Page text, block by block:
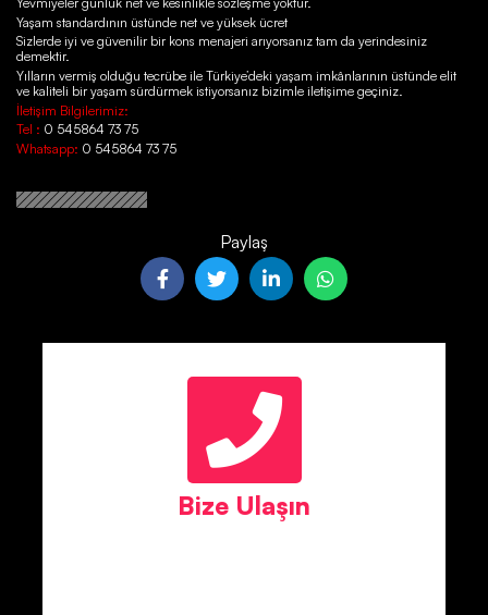
Yaşam standardının üstünde net ve yüksek ücret
Sizlerde iyi ve güvenilir bir kons menajeri arıyorsanız tam da yerindesiniz
demektir.
Yılların vermiş olduğu tecrübe ile Türkiye’deki yaşam imkânlarının üstünde elit
ve kaliteli bir yaşam sürdürmek istiyorsanız bizimle iletişime geçiniz.
İletişim Bilgilerimiz:
Tel : 0 545864 73 75
Whatsapp: 0 545864 73 75
Paylaş
Bize Ulaşın